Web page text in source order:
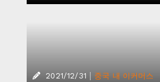
2021/12/31 | 중국 내 이커머스